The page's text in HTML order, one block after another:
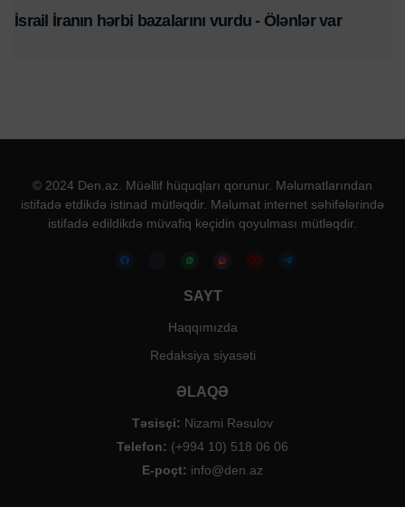
İsrail İranın hərbi bazalarını vurdu - Ölənlər var
© 2024 Den.az. Müəllif hüquqları qorunur. Məlumatlarından
istifadə etdikdə istinad mütləqdir. Məlumat internet səhifələrində
istifadə edildikdə müvafiq keçidin qoyulması mütləqdir.
SAYT
Haqqımızda
Redaksiya siyasəti
ƏLAQƏ
Təsisçi: Nizami Rəsulov
Telefon: (+994 10) 518 06 06
E-poçt: info@den.az